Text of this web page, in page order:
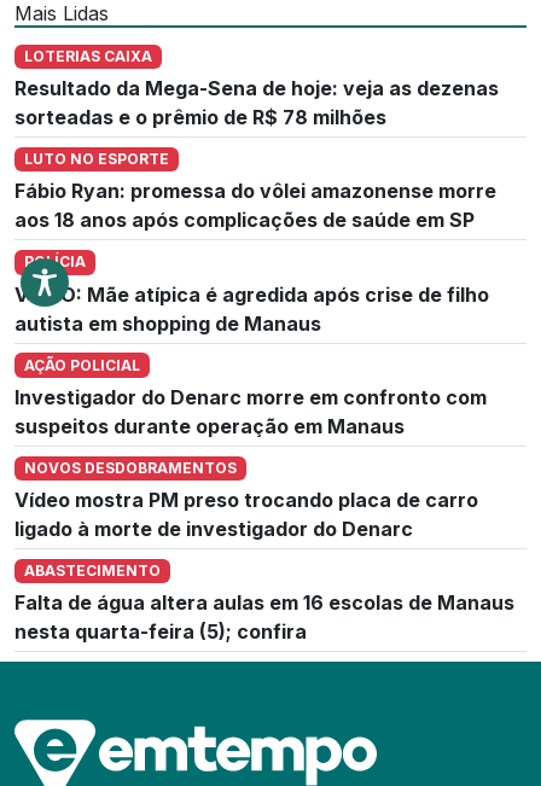
Mais Lidas
LOTERIAS CAIXA
Resultado da Mega-Sena de hoje: veja as dezenas
sorteadas e o prêmio de R$ 78 milhões
LUTO NO ESPORTE
Fábio Ryan: promessa do vôlei amazonense morre
aos 18 anos após complicações de saúde em SP
POLÍCIA
VÍDEO: Mãe atípica é agredida após crise de filho
autista em shopping de Manaus
AÇÃO POLICIAL
Investigador do Denarc morre em confronto com
suspeitos durante operação em Manaus
NOVOS DESDOBRAMENTOS
Vídeo mostra PM preso trocando placa de carro
ligado à morte de investigador do Denarc
ABASTECIMENTO
Falta de água altera aulas em 16 escolas de Manaus
nesta quarta-feira (5); confira